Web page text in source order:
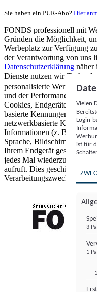
Sie haben ein PUR-Abo? Hier
FONDS professionell mit
Gründen die Möglichkeit,
Werbeplatz zur Verfügung
der Verantwortung von uns
Datenschutzerklärung näher
Dienste nutzen wir
personalisierte Werbung
und der Performance von
Cookies, Endgeräte- oder
basierte Kennungen,
netzwerkbasierte
Informationen (z. B.
Sprache, Bildschirmgröße,
Ihrem Endgerät gespeichert
jedes Mal
aufruft. Dies geschieht für
Verarbeitungszwecke.
Vielen
Login-
ist für
3
1
FONDS